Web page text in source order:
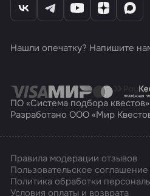
Нашли опечатку? Напишите
ПО «Система подбора квестов»
Разработано ООО «Мир
Правила модерации отзывов
Пользовательское соглашение
Политика обработки
Условия оплаты и возврата